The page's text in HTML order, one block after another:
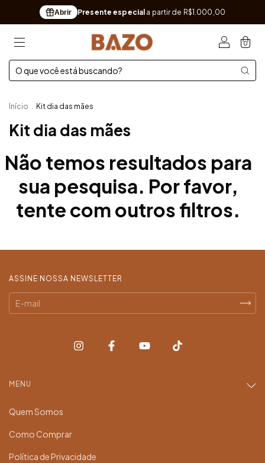
Abrir Presente especial a partir de R$1.000,00
0
Início . Kit dia das mães
Kit dia das mães
Não temos resultados para
sua pesquisa. Por favor,
tente com outros filtros.
ASSINE NOSSA NEWSLETTER
MENU
Quem Somos
Como Comprar
Política de Privacidade